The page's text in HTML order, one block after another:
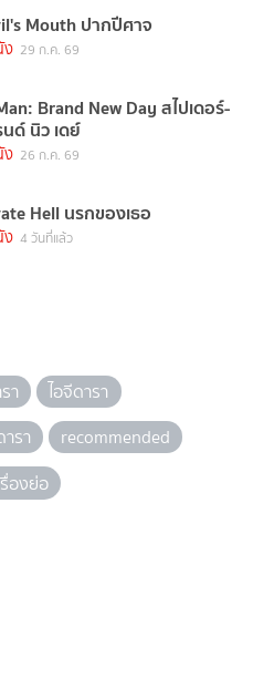
Mouth ปากปีศาจ
ง 29 ก.ค. 69
Brand New Day สไปเดอร์-
ด์ นิว เดย์
ง 26 ก.ค. 69
Hell นรกของเธอ
ง 4 วันที่แล้ว
า
ไอจีดารา
รา
recommended
รื่องย่อ